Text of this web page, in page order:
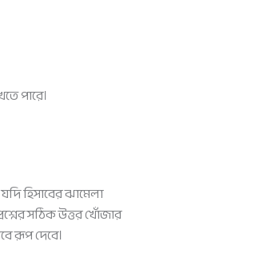
পারে।
হিসাবের ঝামেলা
সঠিক উত্তর খোঁজার
রূপ দেবে।